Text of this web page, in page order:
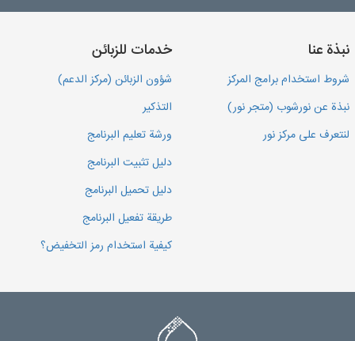
نبذة عنا
شروط استخدام برامج المركز
نبذة عن نورشوب (متجر نور)
لنتعرف على مركز نور
خدمات للزبائن
شؤون الزبائن (مركز الدعم)
التذكير
ورشة تعليم البرنامج
دليل تثبيت البرنامج
دليل تحميل البرنامج
طريقة تفعيل البرنامج
كيفية استخدام رمز التخفيض؟